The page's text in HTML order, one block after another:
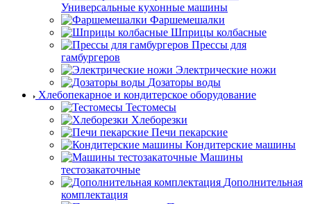
Универсальные кухонные машины
Фаршемешалки
Шприцы колбасные
Прессы для
гамбургеров
Электрические ножи
Дозаторы воды
Хлебопекарное и кондитерское оборудование
Тестомесы
Хлеборезки
Печи пекарские
Кондитерские машины
Машины
тестозакаточные
Дополнительная
комплектация